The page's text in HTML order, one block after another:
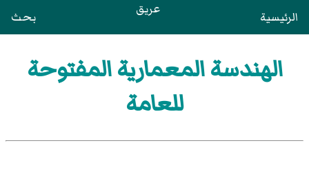
الرئيسية عريق بحث
الهندسة المعمارية المفتوحة
للعامة